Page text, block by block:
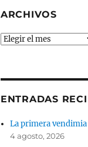
ARCHIVOS
Archivos
ENTRADAS
La primera vendimia
4 agosto, 2026